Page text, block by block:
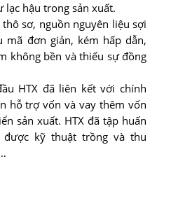
lạc hậu trong sản xuất.
sơ, nguồn nguyên liệu sợi
mã đơn giản, kém hấp dẫn,
không bền và thiếu sự đồng
HTX đã liên kết với chính
hỗ trợ vốn và vay thêm vốn
sản xuất. HTX đã tập huấn
kỹ thuật trồng và thu